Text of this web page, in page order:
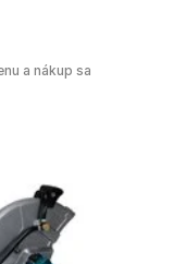
a nákup sa